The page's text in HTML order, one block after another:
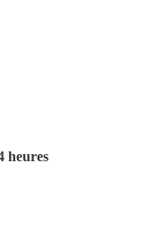
heures